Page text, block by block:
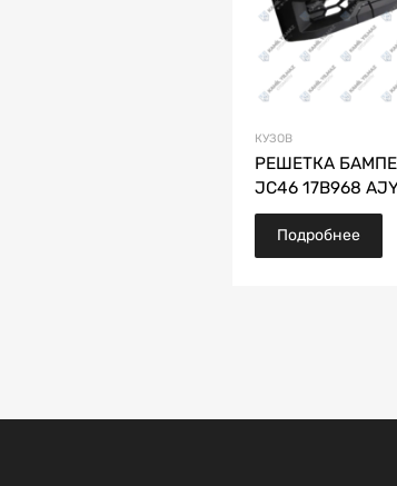
КУЗОВ
РЕШЕТКА
JC46 17B968
Подробнее